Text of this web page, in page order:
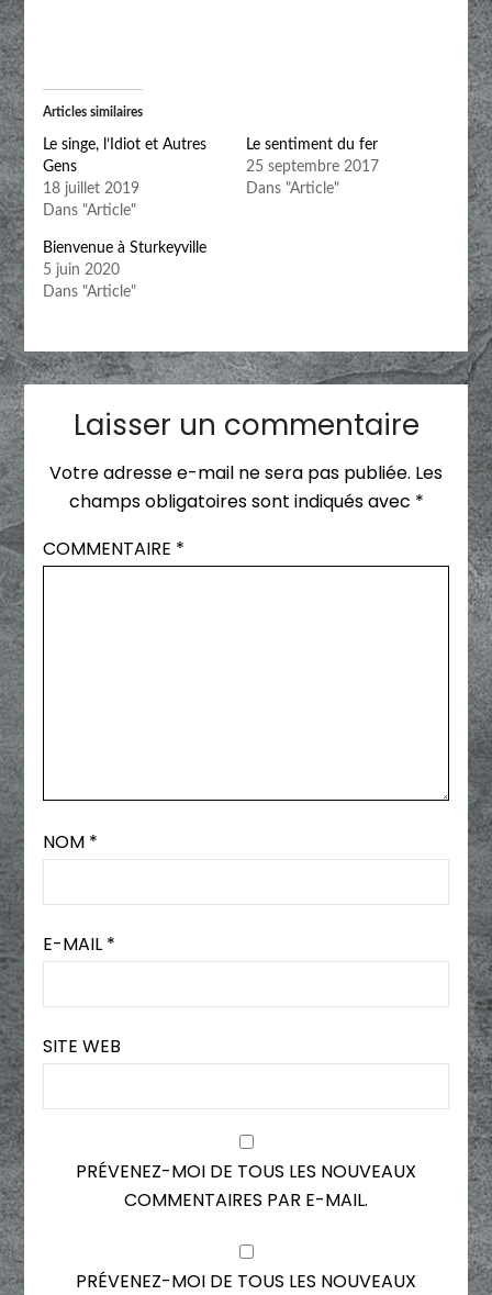
Articles similaires
Le singe, l’Idiot et Autres
Gens
18 juillet 2019
Dans "Article"
Le sentiment du fer
25 septembre 2017
Dans "Article"
Bienvenue à Sturkeyville
5 juin 2020
Dans "Article"
Laisser un commentaire
Votre adresse e-mail ne sera pas publiée. Les
champs obligatoires sont indiqués avec *
COMMENTAIRE *
NOM *
E-MAIL *
SITE WEB
PRÉVENEZ-MOI DE TOUS LES NOUVEAUX
COMMENTAIRES PAR E-MAIL.
PRÉVENEZ-MOI DE TOUS LES NOUVEAUX